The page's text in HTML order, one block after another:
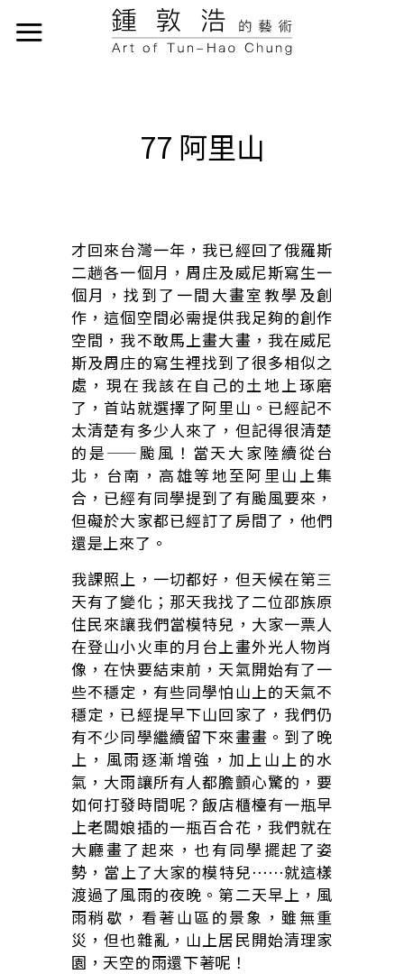
77 阿里山
才回來台灣一年，我已經回了俄羅斯
二趟各一個月，周庄及威尼斯寫生一
個月，找到了一間大畫室教學及創
作，這個空間必需提供我足夠的創作
空間，我不敢馬上畫大畫，我在威尼
斯及周庄的寫生裡找到了很多相似之
處，現在我該在自己的土地上琢磨
了，首站就選擇了阿里山。已經記不
太清楚有多少人來了，但記得很清楚
的是——颱風！當天大家陸續從台
北，台南，高雄等地至阿里山上集
合，已經有同學提到了有颱風要來，
但礙於大家都已經訂了房間了，他們
還是上來了。
我課照上，一切都好，但天候在第三
天有了變化；那天我找了二位邵族原
住民來讓我們當模特兒，大家一票人
在登山小火車的月台上畫外光人物肖
像，在快要結束前，天氣開始有了一
些不穩定，有些同學怕山上的天氣不
穩定，已經提早下山回家了，我們仍
有不少同學繼續留下來畫畫。到了晚
上，風雨逐漸增強，加上山上的水
氣，大雨讓所有人都膽顫心驚的，要
如何打發時間呢？飯店櫃檯有一瓶早
上老闆娘插的一瓶百合花，我們就在
大廳畫了起來，也有同學擺起了姿
勢，當上了大家的模特兒⋯⋯就這樣
渡過了風雨的夜晚。第二天早上，風
雨稍歇，看著山區的景象，雖無重
災，但也雜亂，山上居民開始清理家
園，天空的雨還下著呢！